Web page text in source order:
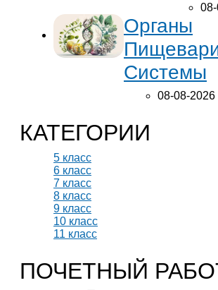
Органы
Системы
08-08-2026
КАТЕГОРИИ
5 класс
6 класс
7 класс
8 класс
9 класс
10 класс
11 класс
ПОЧЕТНЫЙ